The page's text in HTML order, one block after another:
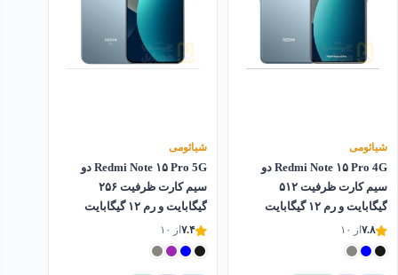
شیائومی
Redmi Note ۱۵ Pro 4G دو
سیم کارت ظرفیت ۵۱۲
گیگابایت و رم ۱۲ گیگابایت
۷.۸ از ۱۰
شیائومی
Redmi Note ۱۵ Pro 5G دو
سیم کارت ظرفیت ۲۵۶
گیگابایت و رم ۱۲ گیگابایت
۷.۴از ۱۰